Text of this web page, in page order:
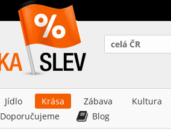
celá ČR
Jídlo Krása Zábava
Kultura
Doporučujeme Blog